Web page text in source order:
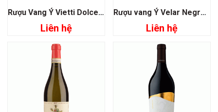
Rượu Vang Ý Vietti Dolcetto D’alba Tre Vigne
Liên hệ
Rượu vang Ý Velar Negroamaro
Liên hệ